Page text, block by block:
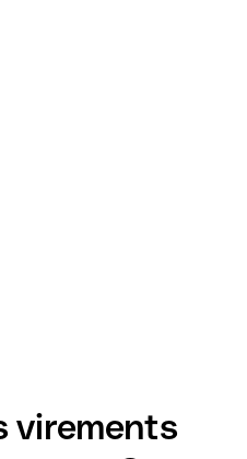
virements